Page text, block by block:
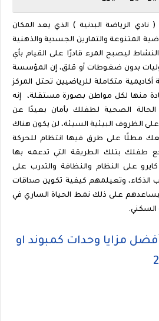
( نادي الرياضة البدنية( الذي يعد المكان
المتنوعة والتمارين الجسدية والذهنية
ليصبح المرء قادرًا على القيام بأي
بدون ضغوطات أو قلق، إن المؤسسة
أكاديمية متكاملة للرياضيين تحتل المركز
منها لكل مواطن بصورة مستقلة،
إنه
الصحية لطفلك بأمان بعيدًا عن
الظروف البيئية السيئة، لن يكون هناك
مطلًا على طرق فيها انتظام للحركة
طفلك بتلك الطريقة التي تدعمه بها
على النظام والنظافة والتدرب على
الذكاء، وتعيلمهم كيفية تكوين صداقات
على ذلك نمط الحياة الساري في
السكني.
مزايا وحدات كمبوند او